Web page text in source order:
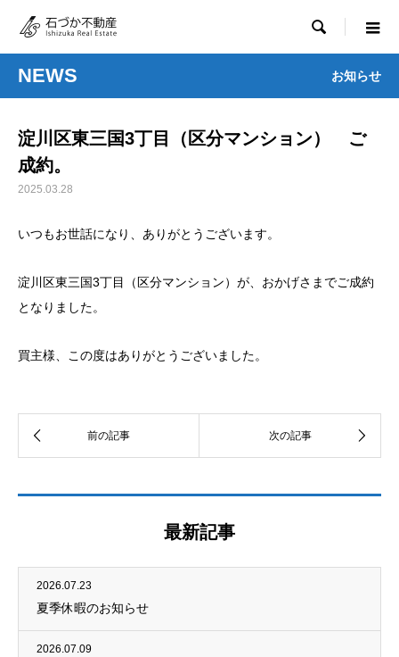

NEWS お知らせ
淀川区東三国3丁目（区分マンション） ご
成約。
2025.03.28
いつもお世話になり、ありがとうございます。
淀川区東三国3丁目（区分マンション）が、おかげさまでご成約
となりました。
買主様、この度はありがとうございました。
最新記事
2026.07.23
夏季休暇のお知らせ
2026.07.09